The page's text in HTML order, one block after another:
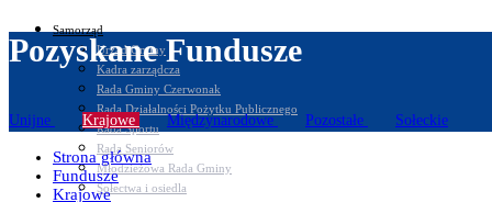
Samorząd
Urząd Gminy
Kadra zarządcza
Rada Gminy Czerwonak
Rada Działalności Pożytku Publicznego
Rada Sportu
Rada Seniorów
Młodzieżowa Rada Gminy
Sołectwa i osiedla
Pozyskane Fundusze
Unijne Krajowe Międzynarodowe Pozostałe Sołeckie
Strona główna
Fundusze
Krajowe